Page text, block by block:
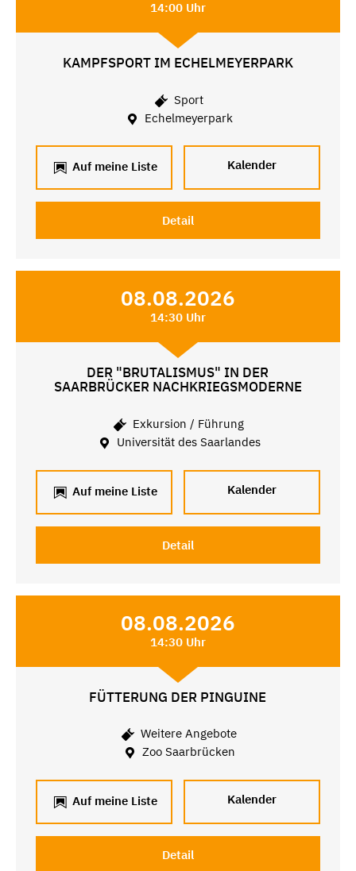
14:00 Uhr
KAMPFSPORT IM ECHELMEYERPARK
Sport
Echelmeyerpark
Auf meine Liste Kalender
Detail
08.08.2026
14:30 Uhr
DER "BRUTALISMUS" IN DER
SAARBRÜCKER NACHKRIEGSMODERNE
Exkursion / Führung
Universität des Saarlandes
Auf meine Liste Kalender
Detail
08.08.2026
14:30 Uhr
FÜTTERUNG DER PINGUINE
Weitere Angebote
Zoo Saarbrücken
Auf meine Liste Kalender
Detail